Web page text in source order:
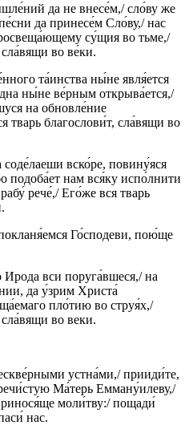
да не внесе́м,/ сло́ву же
да принесе́м Сло́ву,/ нас
су́щия во тьме,/
во ве́ки.
та́инства ны́не явля́ется
ны́не ве́рным открыва́ется,/
на обновле́ние
тварь благослови́т, сла́вящи во
вско́ре, повину́яся
подоба́ет нам вся́ку испо́лнити
рече́,/ Его́же вся тварь
Го́сподеви, пою́ще
вси поруга́вшеся,/ на
да у́зрим Христа́
пло́тию во струя́х,/
во веки.
устна́ми,/ прииди́те,
Ма́терь Емману́илеву,/
моли́тву:/ пощади́
нас.